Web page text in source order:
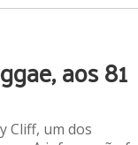
aos 81
Cliff, um dos